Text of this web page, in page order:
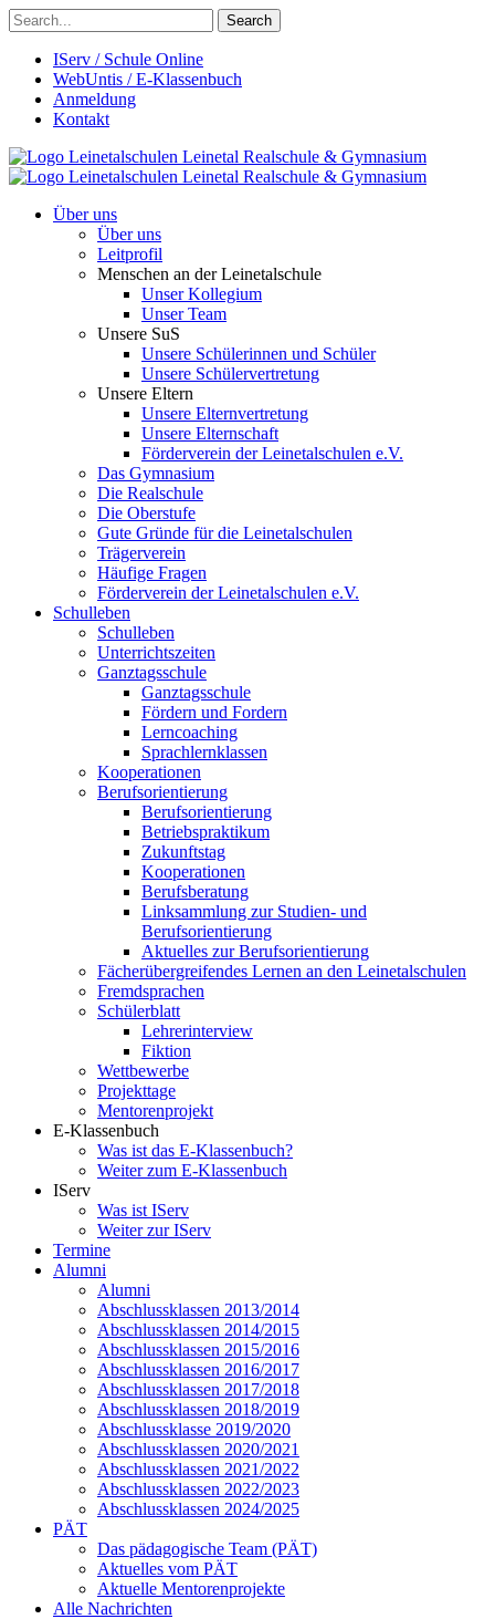
Search
IServ / Schule Online
WebUntis / E-Klassenbuch
Anmeldung
Kontakt
Leinetalschulen Leinetal Realschule & Gymnasium
Leinetalschulen Leinetal Realschule & Gymnasium
Über uns
Über uns
Leitprofil
Menschen an der Leinetalschule
Unser Kollegium
Unser Team
Unsere SuS
Unsere Schülerinnen und Schüler
Unsere Schülervertretung
Unsere Eltern
Unsere Elternvertretung
Unsere Elternschaft
Förderverein der Leinetalschulen e.V.
Das Gymnasium
Die Realschule
Die Oberstufe
Gute Gründe für die Leinetalschulen
Trägerverein
Häufige Fragen
Förderverein der Leinetalschulen e.V.
Schulleben
Schulleben
Unterrichtszeiten
Ganztagsschule
Ganztagsschule
Fördern und Fordern
Lerncoaching
Sprachlernklassen
Kooperationen
Berufsorientierung
Berufsorientierung
Betriebspraktikum
Zukunftstag
Kooperationen
Berufsberatung
Linksammlung zur Studien- und
Berufsorientierung
Aktuelles zur Berufsorientierung
Fächerübergreifendes Lernen an den Leinetalschulen
Fremdsprachen
Schülerblatt
Lehrerinterview
Fiktion
Wettbewerbe
Projekttage
Mentorenprojekt
E-Klassenbuch
Was ist das E-Klassenbuch?
Weiter zum E-Klassenbuch
IServ
Was ist IServ
Weiter zur IServ
Termine
Alumni
Alumni
Abschlussklassen 2013/2014
Abschlussklassen 2014/2015
Abschlussklassen 2015/2016
Abschlussklassen 2016/2017
Abschlussklassen 2017/2018
Abschlussklassen 2018/2019
Abschlussklasse 2019/2020
Abschlussklassen 2020/2021
Abschlussklassen 2021/2022
Abschlussklassen 2022/2023
Abschlussklassen 2024/2025
PÄT
Das pädagogische Team (PÄT)
Aktuelles vom PÄT
Aktuelle Mentorenprojekte
Alle Nachrichten